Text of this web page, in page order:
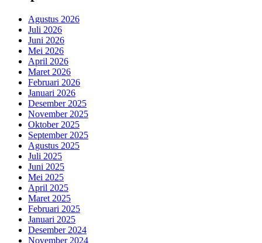
Agustus 2026
Juli 2026
Juni 2026
Mei 2026
April 2026
Maret 2026
Februari 2026
Januari 2026
Desember 2025
November 2025
Oktober 2025
September 2025
Agustus 2025
Juli 2025
Juni 2025
Mei 2025
April 2025
Maret 2025
Februari 2025
Januari 2025
Desember 2024
November 2024